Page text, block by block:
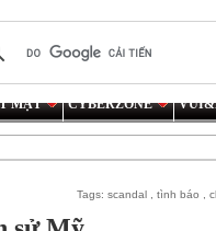
MẬT CYBERZONE
Tags:scandal ,tình báo ,